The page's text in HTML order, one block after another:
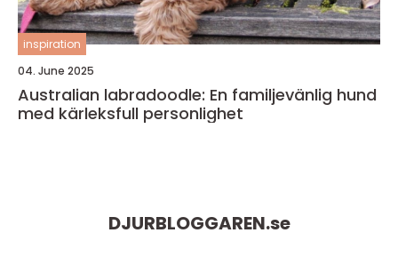
inspiration
04. June 2025
Australian labradoodle: En familjevänlig hund
med kärleksfull personlighet
DJURBLOGGAREN.se